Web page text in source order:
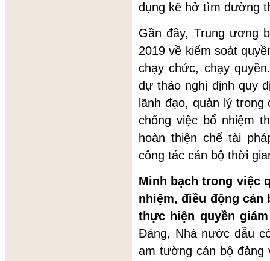
dụng kẽ hở tìm đường
Gần đây, Trung ương
2019 về kiểm soát
chạy chức, chạy
dự thảo nghị định quy
lãnh đạo, quản lý
chống việc bổ nhiệm
hoàn thiện chế tài
công tác cán bộ thời
Minh bạch trong việc
nhiệm, điều động cán
thực hiện quyền
Đảng, Nhà nước dẫu
am tường cán bộ đảng